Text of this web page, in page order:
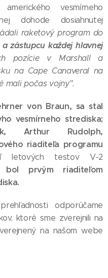
vesmírneho
dohode dosiahnutej
raketový program do
zástupcu každej hlavnej
pozície v Marshall a
na Cape Canaveral na
mali počas vojny".
von Braun, sa stal
vesmírneho strediska;
Arthur Rudolph,
riaditeľa programu
letových testov V-2
prvým riaditeľom
odporúčame
ktoré sme zverejnili na
na našom webe